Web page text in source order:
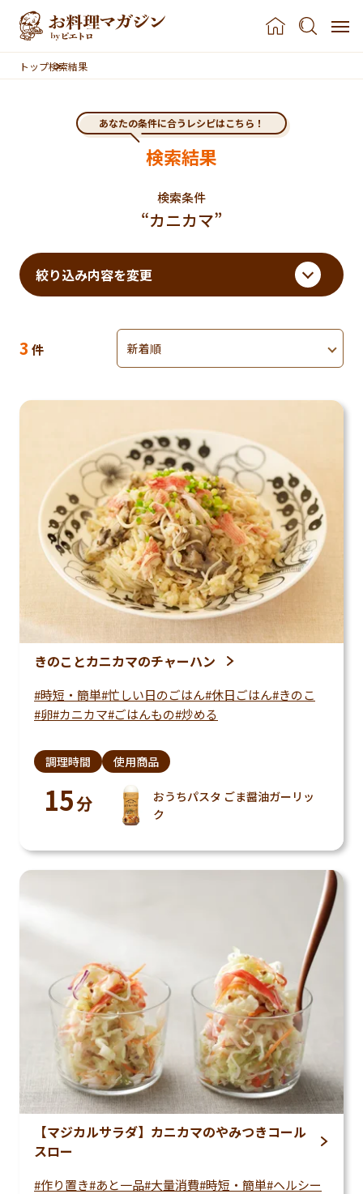
本文へスキップ
トップ検索結果
検索結果
あなたの条件に合うレシピはこちら！
検索条件
“カニカマ”
絞り込み内容を変更
3 件
並べ替え
きのことカニカマのチャーハン
時短・簡単 忙しい日のごはん 休日ごはん きのこ
卵 カニカマ ごはんもの 炒める
調理時間
15分
使用商品
おうちパスタ ごま醤油ガーリッ
ク
【マジカルサラダ】カニカマのやみつきコール
スロー
作り置き あと一品 大量消費 時短・簡単 ヘルシー